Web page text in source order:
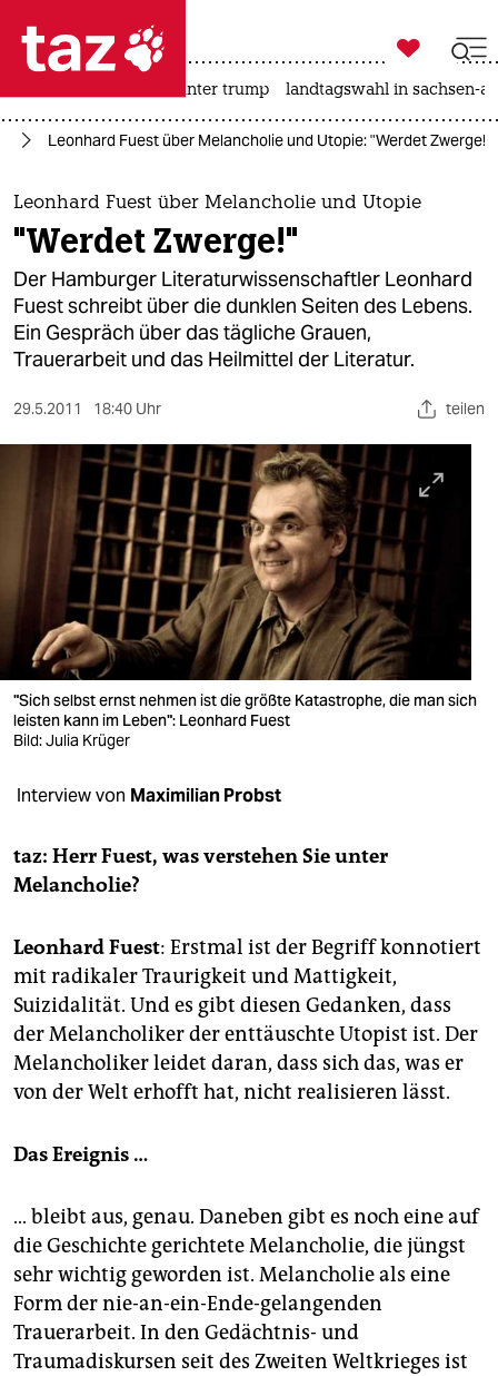
 taz zahl ich
taz zahl ich
themen
politik
öko
gesellschaft
kultur
sport
berlin
nord
wahrheit
verlag
verlag
veranstaltungen
unterstützen
genossenschaft
epaper login

taz zahl ich
usa unter trump landtagswahl in sachsen-
Leonhard Fuest über Melancholie und Utopie: "Werdet Zwerge!"
Leonhard Fuest über Melancholie und Utopie
"Werdet Zwerge!"
Der Hamburger Literaturwissenschaftler Leonhard
Fuest schreibt über die dunklen Seiten des Lebens.
Ein Gespräch über das tägliche Grauen,
Trauerarbeit und das Heilmittel der Literatur.
29.5.2011 18:40 Uhr teilen
"Sich selbst ernst nehmen ist die größte Katastrophe, die man sich
leisten kann im Leben": Leonhard Fuest
Bild: Julia Krüger
Interview von Maximilian Probst
taz: Herr Fuest, was verstehen Sie unter
Melancholie?
Leonhard Fuest: Erstmal ist der Begriff konnotiert
mit radikaler Traurigkeit und Mattigkeit,
Suizidalität. Und es gibt diesen Gedanken, dass
der Melancholiker der enttäuschte Utopist ist. Der
Melancholiker leidet daran, dass sich das, was er
von der Welt erhofft hat, nicht realisieren lässt.
Das Ereignis …
… bleibt aus, genau. Daneben gibt es noch eine auf
die Geschichte gerichtete Melancholie, die jüngst
sehr wichtig geworden ist. Melancholie als eine
Form der nie-an-ein-Ende-gelangenden
Trauerarbeit. In den Gedächtnis- und
Traumadiskursen seit des Zweiten Weltkrieges ist